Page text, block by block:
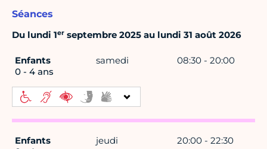
Séances
Du lundi 1er septembre 2025 au lundi 31 août 2026
Enfants
0 - 4 ans
samedi 08:30 - 20:00
Enfants
jeudi 20:00 - 22:30